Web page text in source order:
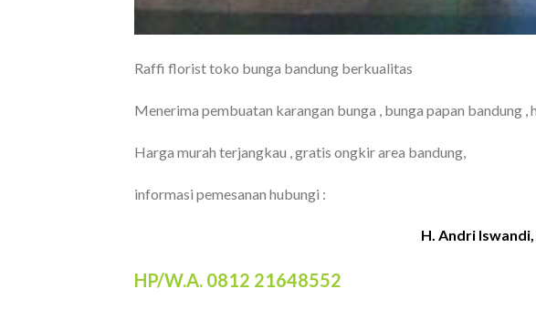
Raffi florist toko bunga bandung berkualitas
Menerima pembuatan karangan bunga , bunga papan bandung
Harga murah terjangkau , gratis ongkir area bandung,
informasi pemesanan hubungi :
H. Andri Iswandi,
HP/W.A. 0812 21648552